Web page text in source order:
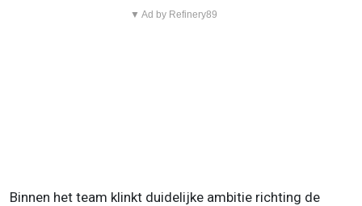
▼ Ad by Refinery89
Binnen het team klinkt duidelijke ambitie richting de